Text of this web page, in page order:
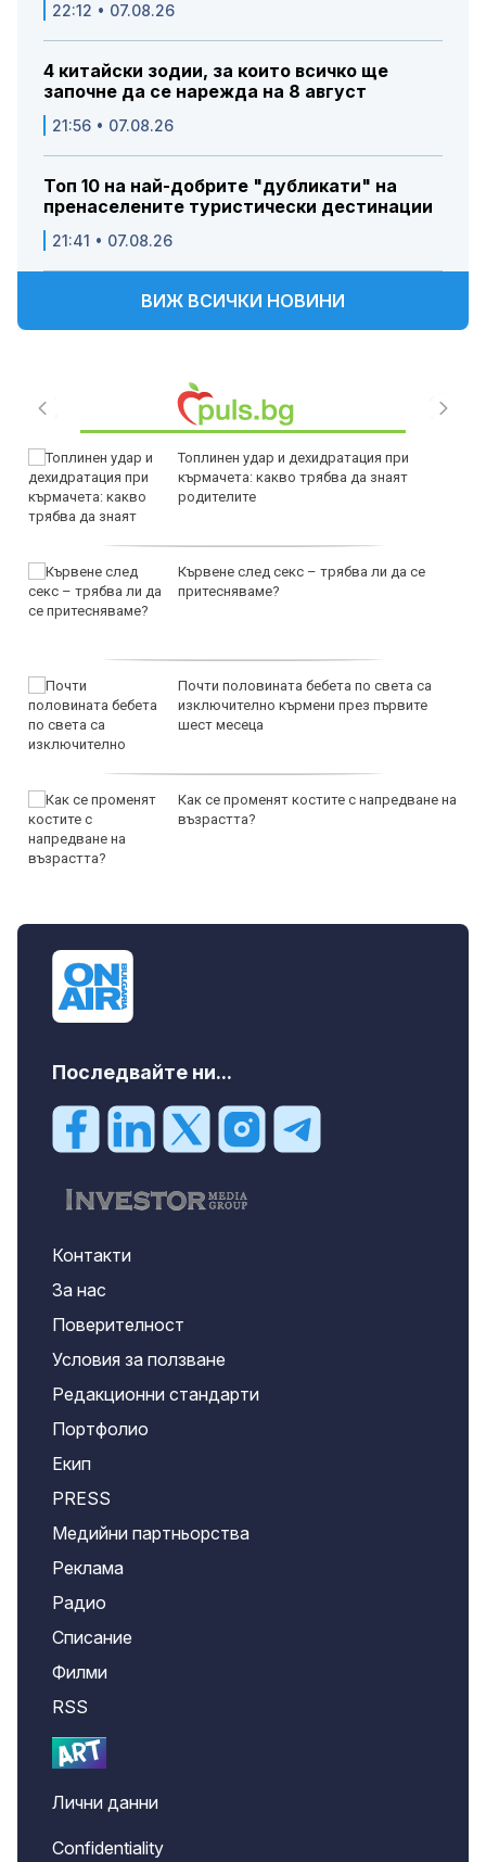
22:12 • 07.08.26
4 китайски зодии, за които всичко ще
започне да се нарежда на 8 август
21:56 • 07.08.26
Топ 10 на най-добрите "дубликати" на
пренаселените туристически дестинации
21:41 • 07.08.26
ВИЖ ВСИЧКИ НОВИНИ
Топлинен удар и дехидратация при
кърмачета: какво трябва да знаят
родителите
Кървене след секс – трябва ли да се
притесняваме?
Почти половината бебета по света са
изключително кърмени през първите
шест месеца
Как се променят костите с напредване на
възрастта?
Последвайте ни...
Контакти
За нас
Поверителност
Условия за ползване
Редакционни стандарти
Портфолио
Екип
PRESS
Медийни партньорства
Реклама
Радио
Списание
Филми
RSS
Лични данни
Confidentiality